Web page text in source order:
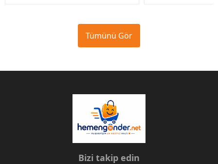
Tümünü Gör
Bizi takip edin